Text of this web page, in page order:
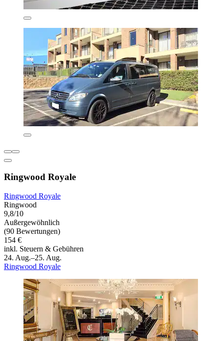
Ringwood Royale
Ringwood Royale
Ringwood
9,8/10
Außergewöhnlich
(90 Bewertungen)
154 €
inkl. Steuern & Gebühren
24. Aug.–25. Aug.
Ringwood Royale